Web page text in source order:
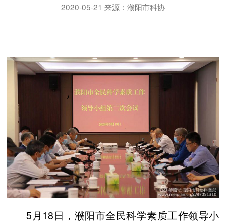
2020-05-21 来源：濮阳市科协
5月18日，濮阳市全民科学素质工作领导小